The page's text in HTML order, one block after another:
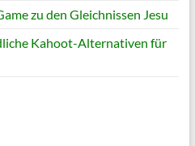
zu den Gleichnissen Jesu
Kahoot-Alternativen für